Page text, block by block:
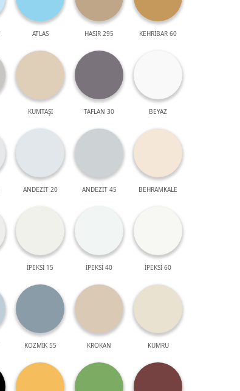
ATLAS HASIR 295 KEHRİBAR 60
KUMTAŞI TAFLAN 30 BEYAZ
ANDEZİT 20 ANDEZİT 45 BEHRAMKALE
İPEKSİ 15 İPEKSİ 40 İPEKSİ 60
KOZMİK 55 KROKAN KUMRU